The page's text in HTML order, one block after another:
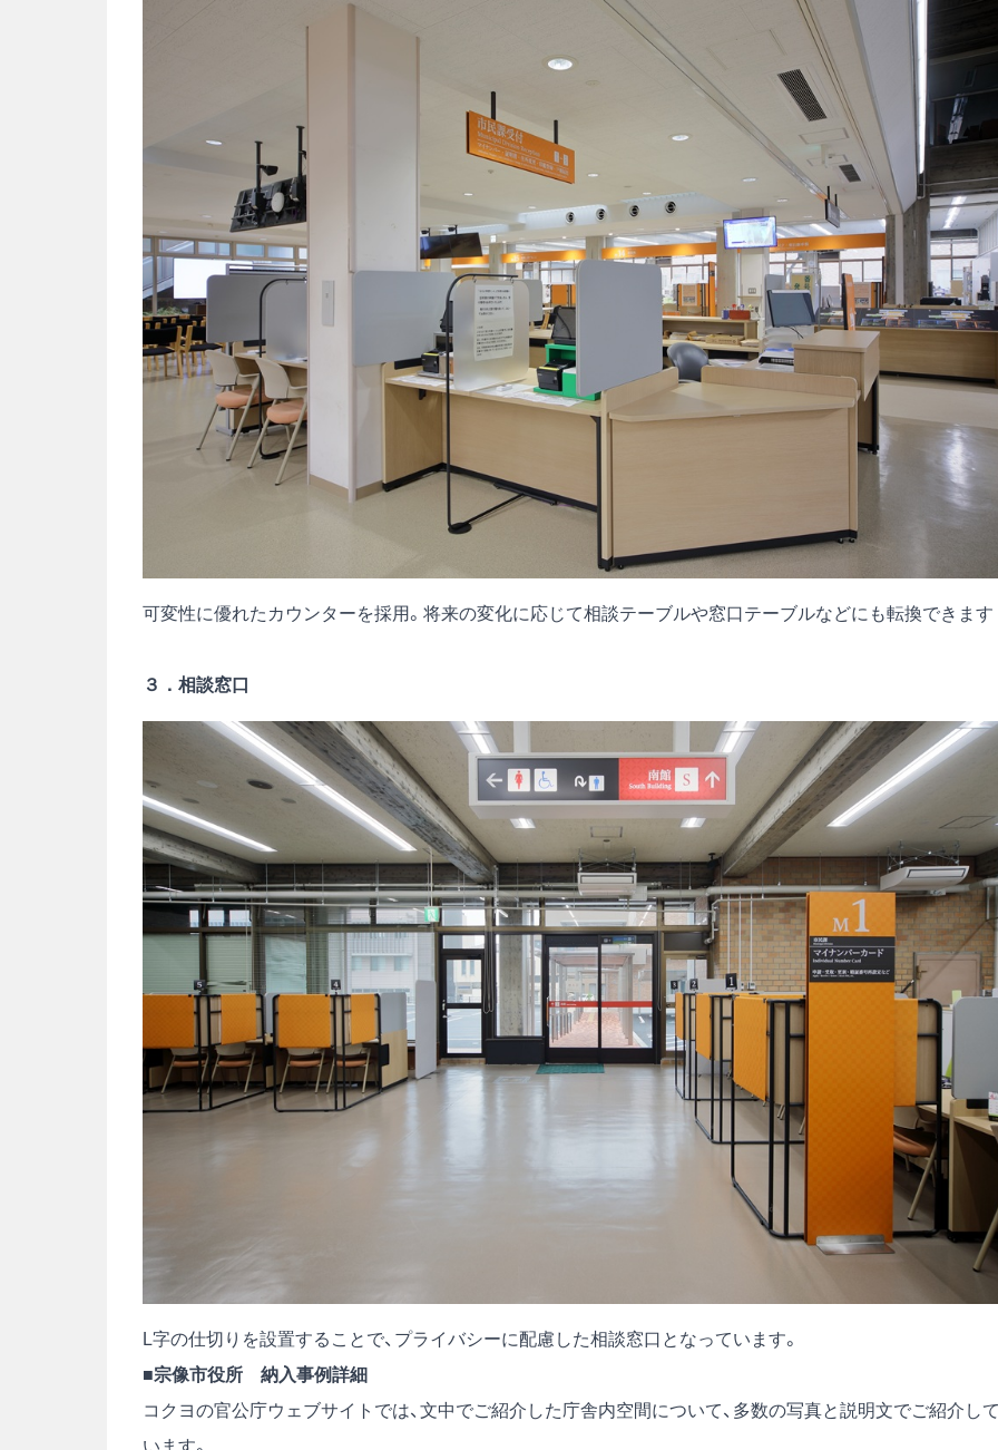
可変性に優れたカウンターを採用。将来の変化に応じて相談テーブルや窓口テーブルなどにも転換できます
３．相談窓口
L字の仕切りを設置することで、プライバシーに配慮した相談窓口となっています。
■宗像市役所 納入事例詳細
コクヨの官公庁ウェブサイトでは、文中でご紹介した庁舎内空間について、多数の写真と説明文でご紹介し
います。